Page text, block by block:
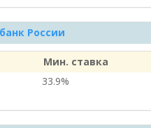
России
Мин. ставка
33.9%